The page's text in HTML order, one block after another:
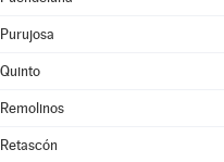
Purujosa
Quinto
Remolinos
Retascón